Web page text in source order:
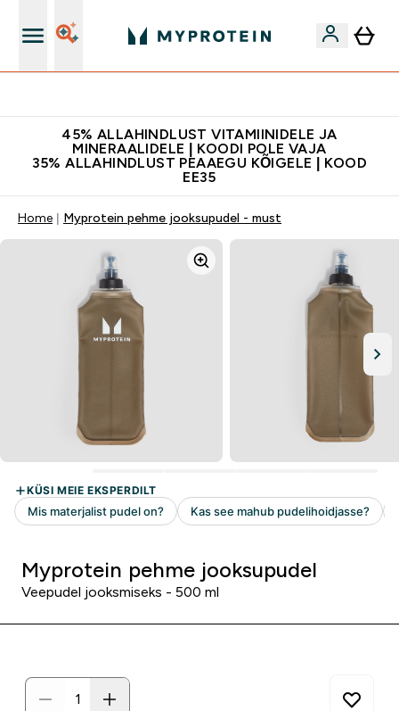
45% ALLAHINDLUST VITAMIINIDELE JA
MINERAALIDELE | KOODI POLE VAJA
35% ALLAHINDLUST PEAAEGU KÕIGELE | KOOD
EE35
Home Myprotein pehme jooksupudel - must
Myprotein pehme jooksupudel
Veepudel jooksmiseks - 500 ml